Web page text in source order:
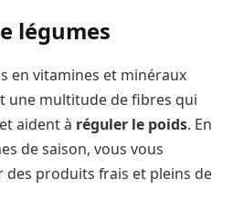
légumes
en vitamines et minéraux
une multitude de fibres qui
aident à réguler le poids. En
de saison, vous vous
des produits frais et pleins de